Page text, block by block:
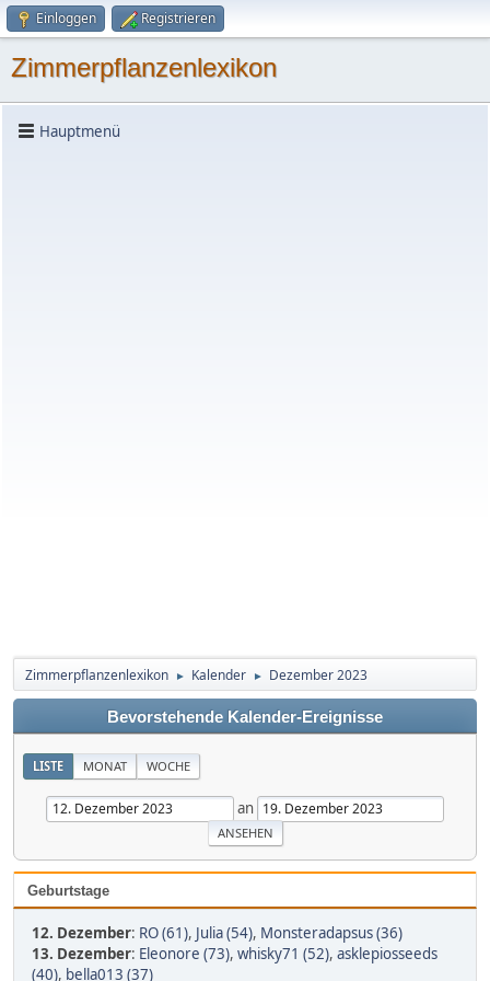
Einloggen Registrieren
Zimmerpflanzenlexikon
Hauptmenü
Zimmerpflanzenlexikon ► Kalender ► Dezember 2023
Bevorstehende Kalender-Ereignisse
LISTE MONAT WOCHE
an
Geburtstage
12. Dezember: RO (61), Julia (54), Monsteradapsus (36)
13. Dezember: Eleonore (73), whisky71 (52), asklepiosseeds
(40), bella013 (37)